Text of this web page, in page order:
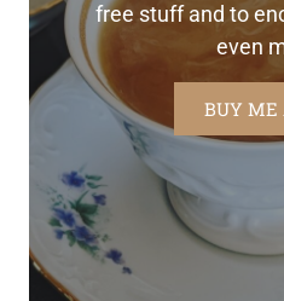
free stuff and to
even
BUY ME